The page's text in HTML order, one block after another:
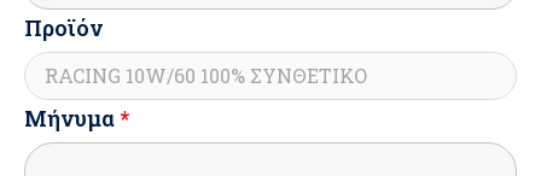
Προϊόν
Μήνυμα *